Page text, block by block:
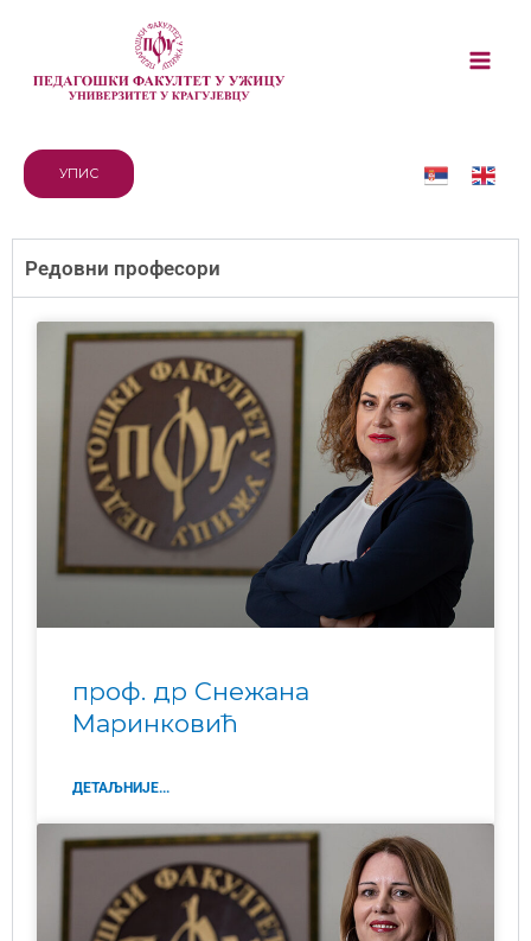
УПИС
Редовни професори
проф. др Снежана
Маринковић
ДЕТАЉНИЈЕ...